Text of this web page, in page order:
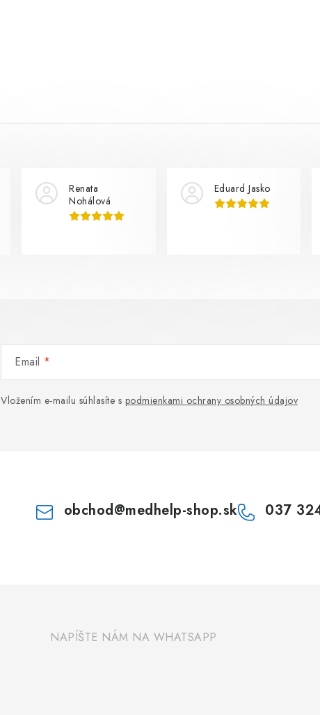
Renata
Nohálová
Eduard Jasko
Email
Vložením e-mailu súhlasíte s podmienkami ochrany osobných údajov
obchod@medhelp-shop.sk 037
NAPÍŠTE NÁM NA WHATSAPP